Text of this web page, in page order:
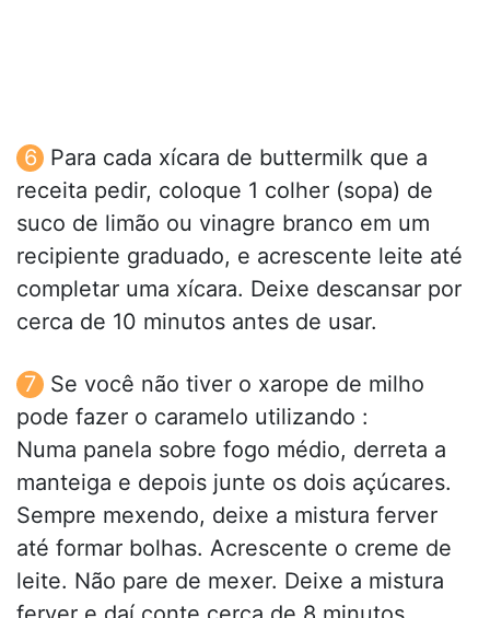
Para cada xícara de buttermilk que a
receita pedir, coloque 1 colher (sopa) de
suco de limão ou vinagre branco em um
recipiente graduado, e acrescente leite até
completar uma xícara. Deixe descansar por
cerca de 10 minutos antes de usar.
Se você não tiver o xarope de milho
pode fazer o caramelo utilizando :
Numa panela sobre fogo médio, derreta a
manteiga e depois junte os dois açúcares.
Sempre mexendo, deixe a mistura ferver
até formar bolhas. Acrescente o creme de
leite. Não pare de mexer. Deixe a mistura